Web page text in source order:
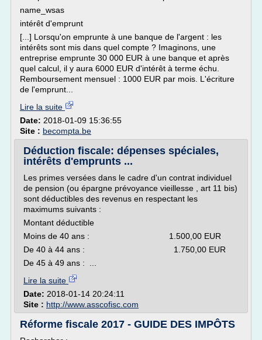
name_wsas
intérêt d'emprunt
[...] Lorsqu'on emprunte à une banque de l'argent : les
intérêts sont mis dans quel compte ? Imaginons, une
entreprise emprunte 30 000 EUR à une banque et après
quel calcul, il y aura 6000 EUR d'intérêt à terme échu.
Remboursement mensuel : 1000 EUR par mois. L'écriture
de l'emprunt...
Lire la suite
Date: 2018-01-09 15:36:55
Site : becompta.be
Déduction fiscale: dépenses spéciales,
intérêts d'emprunts ...
Les primes versées dans le cadre d'un contrat individuel
de pension (ou épargne prévoyance vieillesse , art 11 bis)
sont déductibles des revenus en respectant les
maximums suivants :
Montant déductible
Moins de 40 ans : 1.500,00 EUR
De 40 à 44 ans : 1.750,00 EUR
De 45 à 49 ans : ...
Lire la suite
Date: 2018-01-14 20:24:11
Site : http://www.asscofisc.com
Réforme fiscale 2017 - GUIDE DES IMPÔTS